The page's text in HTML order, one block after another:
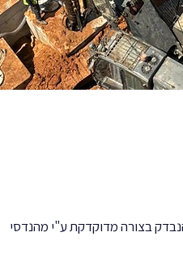
הנבדק בצורה מדוקדקת ע"י מהנדסי